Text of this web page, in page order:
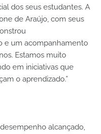
dos seus estudantes. A
de Araújo, com seus
e um acompanhamento
Estamos muito
em iniciativas que
o aprendizado.”
alcançado,